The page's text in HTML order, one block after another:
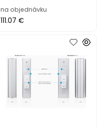
na objednávku
111.07 €